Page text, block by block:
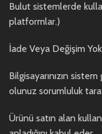
Bulut sistemlerde
platformlar.)
İade Veya Değişim
Bilgisayarınızın
olunuz sorumluluk
Ürünü satın alan